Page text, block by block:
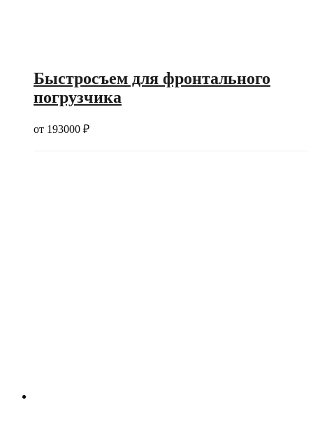
Быстросъем для фронтального
погрузчика
от 193000 ₽